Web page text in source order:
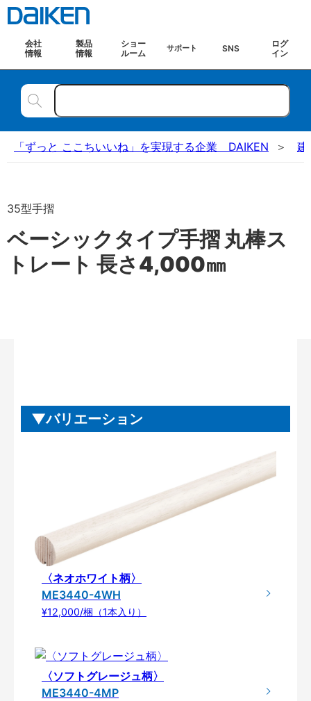
会社
情報
製品
情報
ショー
ルーム
サポート SNS
ログ
イン
「ずっと ここちいいね」を実現する企業 DAIKEN 建
35型手摺
ベーシックタイプ手摺 丸棒ス
トレート 長さ4,000㎜
バリエーション
〈ネオホワイト柄〉
ME3440-4WH
¥12,000/梱（1本入り）
〈ソフトグレージュ柄〉
ME3440-4MP